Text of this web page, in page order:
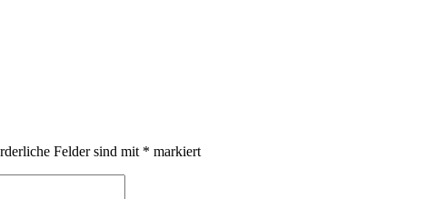
Felder sind mit * markiert